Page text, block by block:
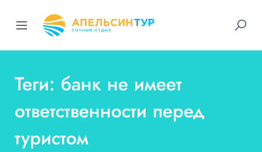
Теги: банк не имеет
ответственности перед
туристом